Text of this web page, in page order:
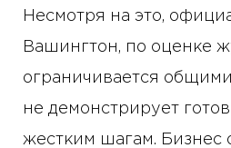
Несмотря на это,
Вашингтон, по оценке
ограничивается
не демонстрирует
жестким шагам. Бизнес